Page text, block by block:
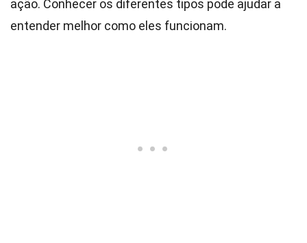
ação. Conhecer os diferentes tipos pode ajudar a
entender melhor como eles funcionam.